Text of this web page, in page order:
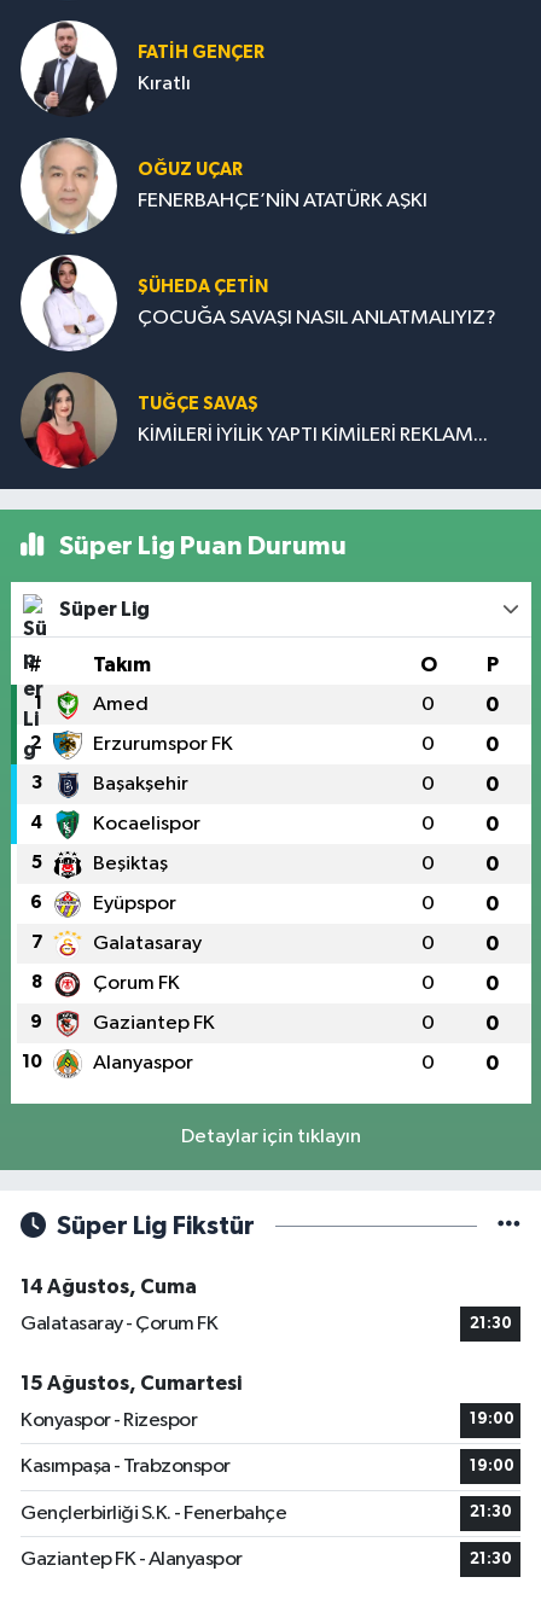
FATIH GENÇER
Kıratlı
OĞUZ UÇAR
FENERBAHÇE’NİN ATATÜRK AŞKI
ŞÜHEDA ÇETİN
ÇOCUĞA SAVAŞI NASIL ANLATMALIYIZ?
TUĞÇE SAVAŞ
KİMİLERİ İYİLİK YAPTI KİMİLERİ REKLAM...
Süper Lig Puan Durumu
Süper Lig
# Takım O P
1 Amed 0 0
2 Erzurumspor FK 0 0
3 Başakşehir 0 0
4 Kocaelispor 0 0
5 Beşiktaş 0 0
6 Eyüpspor 0 0
7 Galatasaray 0 0
8 Çorum FK 0 0
9 Gaziantep FK 0 0
10 Alanyaspor 0 0
Detaylar için tıklayın
Süper Lig Fikstür
14 Ağustos, Cuma
Galatasaray - Çorum FK
21:30
15 Ağustos, Cumartesi
Konyaspor - Rizespor
19:00
Kasımpaşa - Trabzonspor 19:00
Gençlerbirliği S.K. - Fenerbahçe 21:30
Gaziantep FK - Alanyaspor 21:30